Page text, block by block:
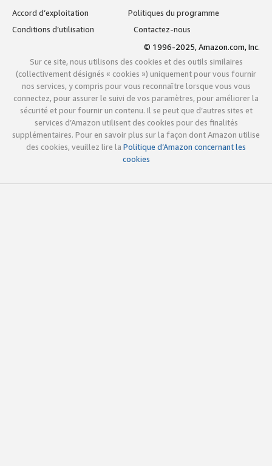
Accord d’exploitation
Politiques du programme
Conditions d’utilisation
Contactez-nous
© 1996-2025, Amazon.com, Inc.
Sur ce site, nous utilisons des cookies et des outils similaires
(collectivement désignés « cookies ») uniquement pour vous fournir
nos services, y compris pour vous reconnaître lorsque vous vous
connectez, pour assurer le suivi de vos paramètres, pour améliorer la
sécurité et pour fournir un contenu. Il se peut que d’autres sites et
services d’Amazon utilisent des cookies pour des finalités
supplémentaires. Pour en savoir plus sur la façon dont Amazon utilise
des cookies, veuillez lire la Politique d’Amazon concernant les
cookies